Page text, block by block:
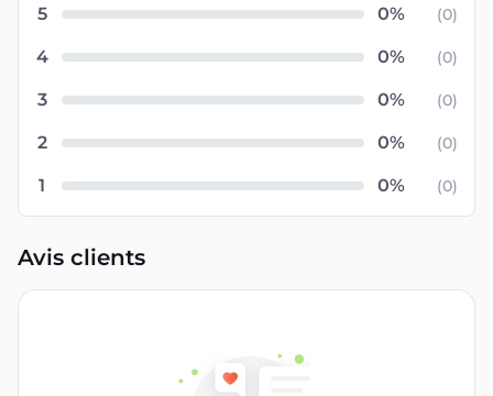
5 (0)
4 (0)
3 (0)
2 (0)
1 (0)
Avis clients